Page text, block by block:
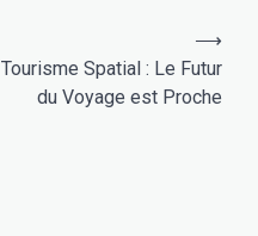
Tourisme Spatial : Le Futur
du Voyage est Proche
⟶